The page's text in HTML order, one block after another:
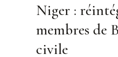
Niger :
membres de
civile